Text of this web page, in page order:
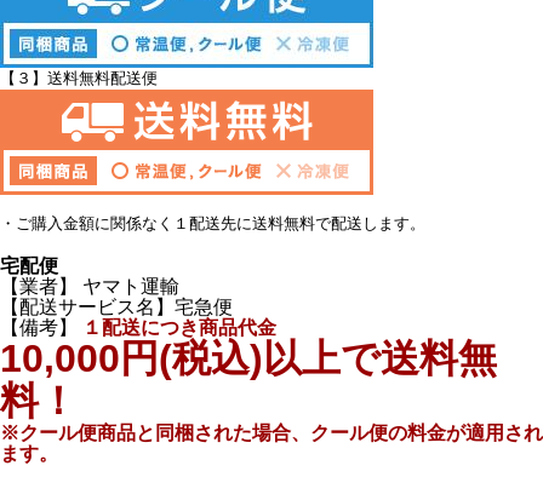
【３】送料無料配送便
・ご購入金額に関係なく１配送先に送料無料で配送します。
宅配便
【業者】 ヤマト運輸
【配送サービス名】宅急便
【備考】
１配送につき商品代金
10,000円(税込)以上で送料無
料！
※クール便商品と同梱された場合、クール便の料金が適用され
ます。